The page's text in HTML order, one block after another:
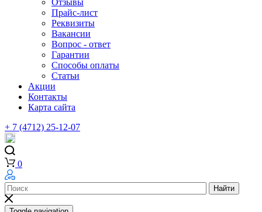
Прайс-лист
Реквизиты
Вакансии
Вопрос - ответ
Гарантии
Способы оплаты
Статьи
Акции
Контакты
Карта сайта
+ 7 (4712) 25-12-07
0
Найти